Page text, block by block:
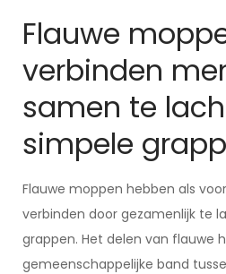
Flauwe
verbinden
samen te
simpele
Flauwe moppen hebben als
verbinden door gezamenlijk te
grappen. Het delen van flauwe
gemeenschappelijke band